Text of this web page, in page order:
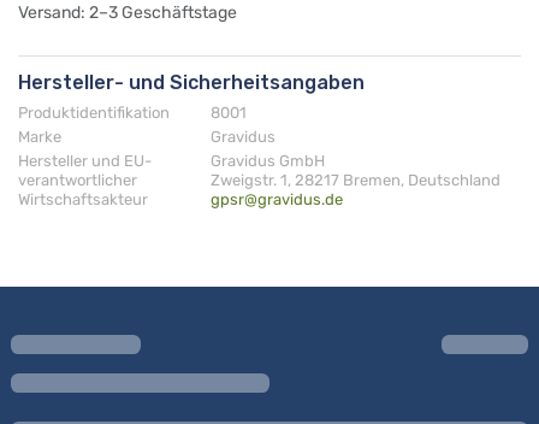
Versand: 2–3 Geschäftstage
Hersteller- und Sicherheitsangaben
Produktidentifikation
8001
Marke
Gravidus
Hersteller und EU-
verantwortlicher
Wirtschaftsakteur
Gravidus GmbH
Zweigstr. 1, 28217 Bremen, Deutschland
gpsr@gravidus.de